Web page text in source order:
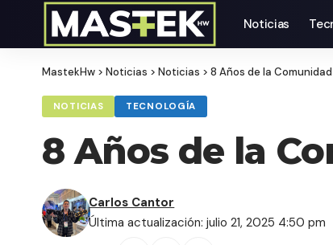
Noticias
MastekHw > Noticias > Noticias > 8 Años de la
NOTICIAS TECNOLOGÍA
8 Años de la
Última actualización: julio 21, 2025 4:50 pm
Carlos Cantor